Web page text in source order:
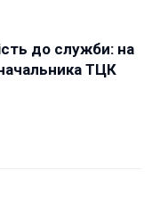
до служби: на
ТЦК